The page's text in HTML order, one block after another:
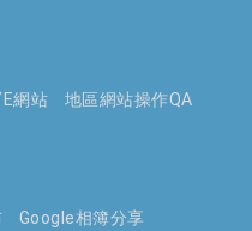
網站
地區網站操作QA
Google相簿分享